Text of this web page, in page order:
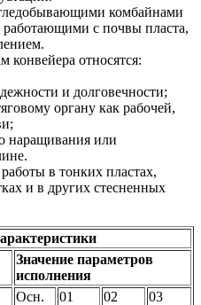
комбайнами
с почвы пласта,
конвейера относятся:
и долговечности;
органу как рабочей,
наращивания или
в тонких пластах,
и в других стесненных
Значение параметров
исполнения
Осн. 01 02
03